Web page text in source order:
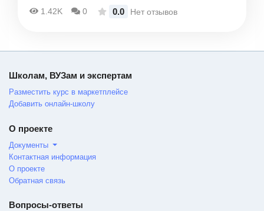
1.42K 0 0.0 Нет отзывов
Школам, ВУЗам и экспертам
Разместить курс в маркетплейсе
Добавить онлайн-школу
О проекте
Документы
Контактная информация
О проекте
Обратная связь
Вопросы-ответы